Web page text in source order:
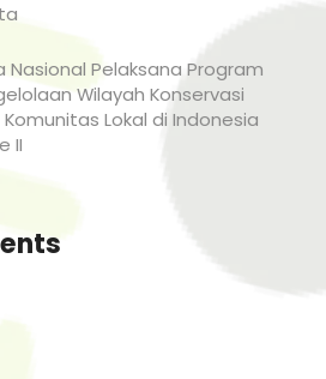
Nasional Pelaksana Program
Wilayah Konservasi
Lokal di Indonesia
II